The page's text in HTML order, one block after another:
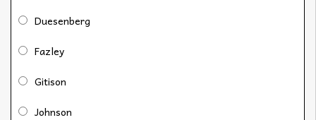
Duesenberg
Fazley
Gitison
Johnson